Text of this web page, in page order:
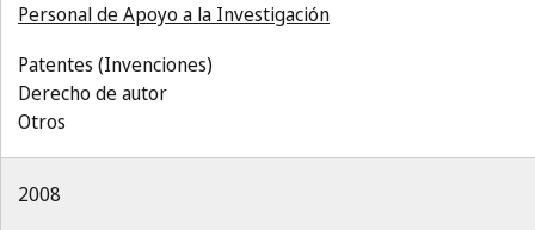
Personal de Apoyo a la Investigación
Patentes (Invenciones)
Derecho de autor
Otros
2008